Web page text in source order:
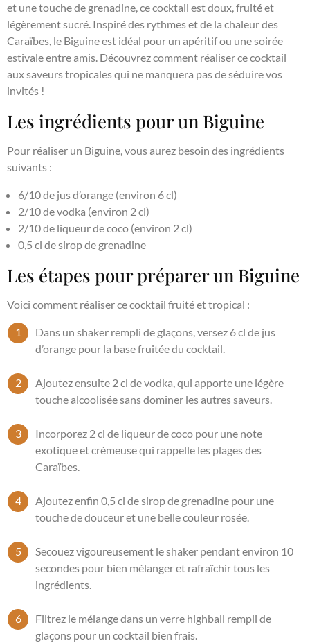
et une touche de grenadine, ce cocktail est doux, fruité et
légèrement sucré. Inspiré des rythmes et de la chaleur des
Caraïbes, le Biguine est idéal pour un apéritif ou une soirée
estivale entre amis. Découvrez comment réaliser ce cocktail
aux saveurs tropicales qui ne manquera pas de séduire vos
invités !
Les ingrédients pour un Biguine
Pour réaliser un Biguine, vous aurez besoin des ingrédients
suivants :
6/10 de jus d’orange (environ 6 cl)
2/10 de vodka (environ 2 cl)
2/10 de liqueur de coco (environ 2 cl)
0,5 cl de sirop de grenadine
Les étapes pour préparer un Biguine
Voici comment réaliser ce cocktail fruité et tropical :
Dans un shaker rempli de glaçons, versez 6 cl de jus
d’orange pour la base fruitée du cocktail.
Ajoutez ensuite 2 cl de vodka, qui apporte une légère
touche alcoolisée sans dominer les autres saveurs.
Incorporez 2 cl de liqueur de coco pour une note
exotique et crémeuse qui rappelle les plages des
Caraïbes.
Ajoutez enfin 0,5 cl de sirop de grenadine pour une
touche de douceur et une belle couleur rosée.
Secouez vigoureusement le shaker pendant environ 10
secondes pour bien mélanger et rafraîchir tous les
ingrédients.
Filtrez le mélange dans un verre highball rempli de
glaçons pour un cocktail bien frais.